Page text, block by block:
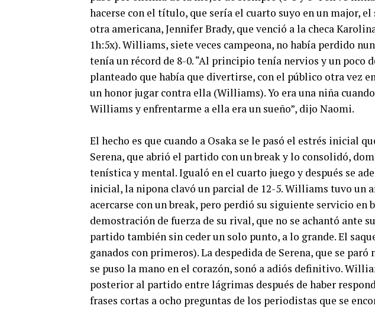
hacerse con el título, que sería el cuarto suyo en un major, el
otra americana, Jennifer Brady, que venció a la checa
1h:5x). Williams, siete veces campeona, no había perdido
tenía un récord de 8-0. “Al principio tenía nervios y un poco
planteado que había que divertirse, con el público otra vez
un honor jugar contra ella (Williams). Yo era una niña
Williams y enfrentarme a ella era un sueño”, dijo Naomi.
El hecho es que cuando a Osaka se le pasó el estrés inicial
Serena, que abrió el partido con un break y lo consolidó,
tenística y mental. Igualó en el cuarto juego y después se
inicial, la nipona clavó un parcial de 12-5. Williams tuvo un
acercarse con un break, pero perdió su siguiente servicio en
demostración de fuerza de su rival, que no se achantó ante
partido también sin ceder un solo punto, a lo grande. El
ganados con primeros). La despedida de Serena, que se
se puso la mano en el corazón, sonó a adiós definitivo.
posterior al partido entre lágrimas después de haber
frases cortas a ocho preguntas de los periodistas que se